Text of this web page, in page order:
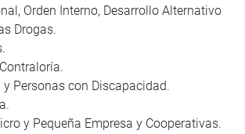
Orden Interno, Desarrollo Alternativo
Drogas.
Personas con Discapacidad.
y Pequeña Empresa y Cooperativas.